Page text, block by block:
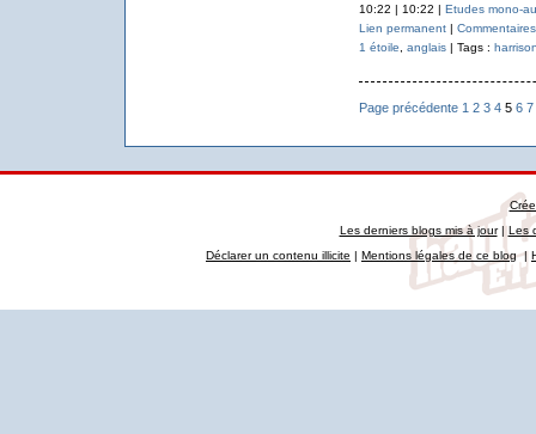
10:22 | 10:22 | Etudes mono-
Lien permanent|
1 étoile
anglais| Tags :
Page précédente 1 2 3 4 5 6 7
Les derniers blogs mis à jour|
Les
Déclarer un contenu illicite
Mentions légales de ce blog|